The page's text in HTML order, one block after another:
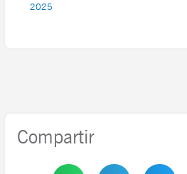
2025
Compartir